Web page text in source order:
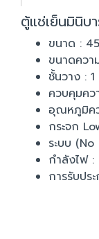
ตู้แช่เย็นมินิบ
ขนาด :
ขนาดควา
ชั้นวาง :
ควบคุมค
อุณหภูมิคว
กระจก
ระบบ (No
กำลังไฟ
การรับปร